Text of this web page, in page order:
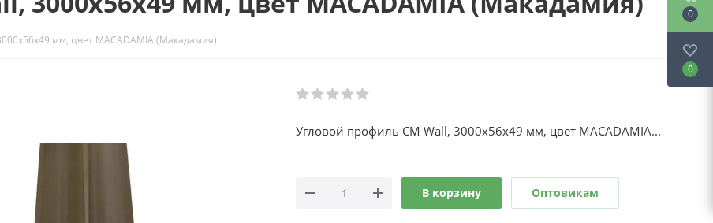
мм, цвет MACADAMIA (Макадамия)
Угловой профиль CM Wall, 3000х56х49 мм, цвет MACADAMIA...
В корзину Оптовикам
0
0